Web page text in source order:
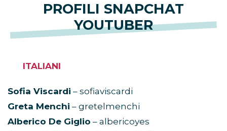
PROFILI SNAPCHAT
YOUTUBER
ITALIANI
Sofia Viscardi – sofiaviscardi
Greta Menchi – gretelmenchi
Alberico De Giglio – albericoyes